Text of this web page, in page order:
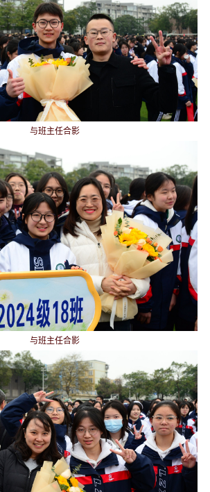
与班主任合影
与班主任合影